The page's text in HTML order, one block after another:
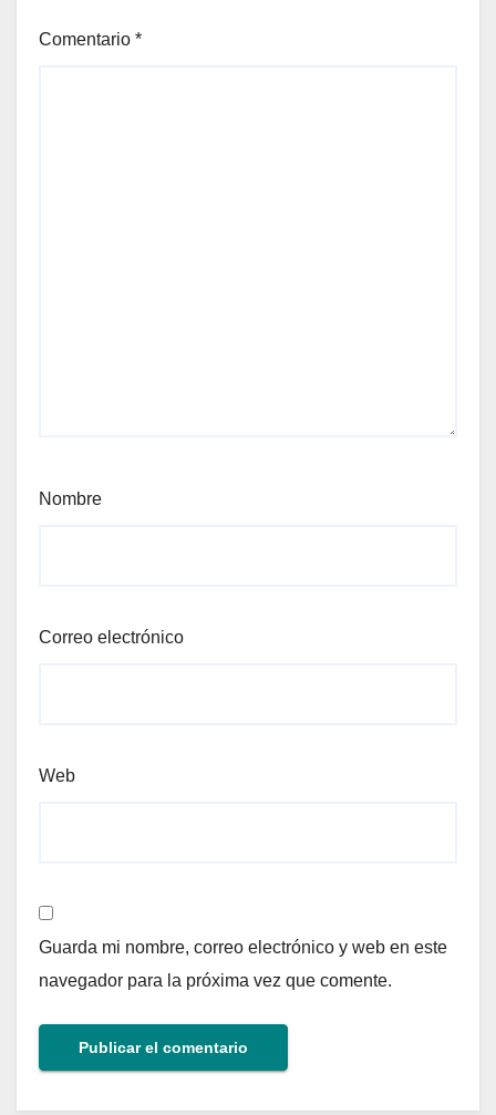
Comentario *
Nombre
Correo electrónico
Web
Guarda mi nombre, correo electrónico y web en este
navegador para la próxima vez que comente.